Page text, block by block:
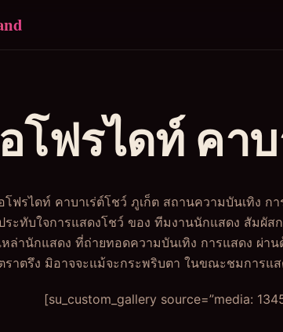
อโฟรไดท์ คา
โฟรไดท์ คาบาเร่ต์โชว์ ภูเก็ต สถานความบันเทิง ก
ระทับใจการแสดงโชว์ ของ ทีมงานนักแสดง สัมผัส
หล่านักแสดง ที่ถ่ายทอดความบันเทิง การแสดง ผ่
ราตรึง มิอาจจะแม้จะกระพริบตา ในขณะชมการแส
[su_custom_gallery source=”media: